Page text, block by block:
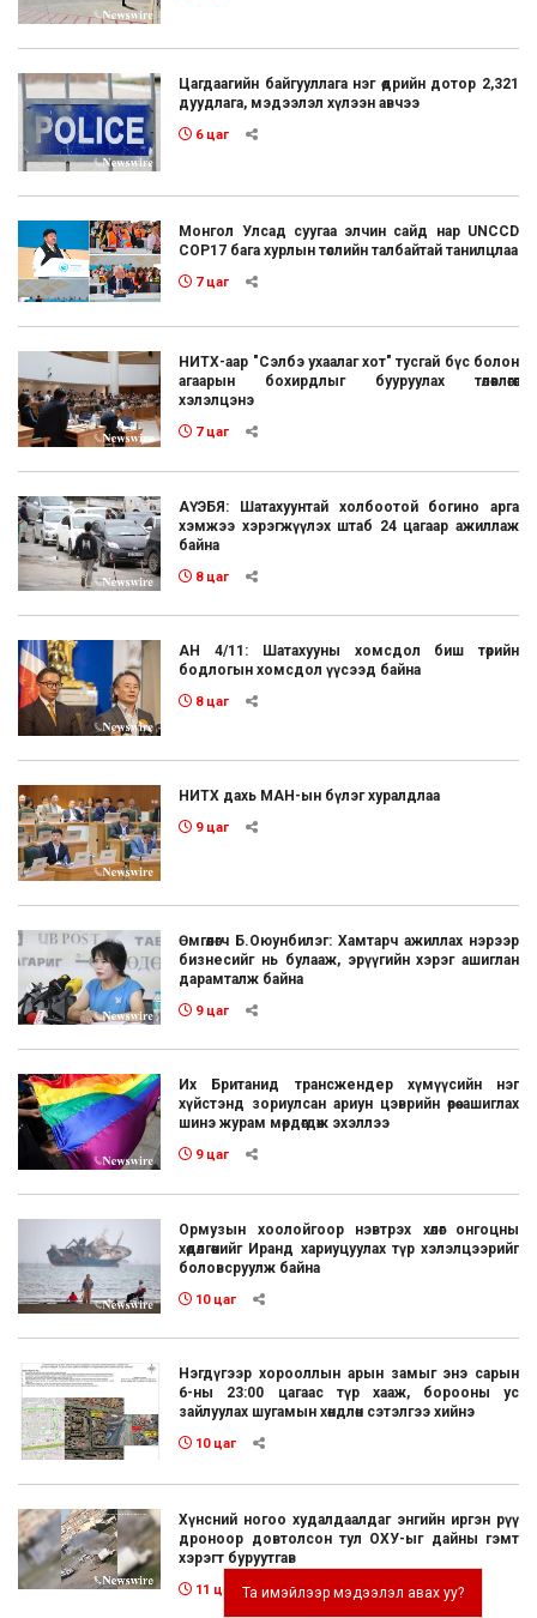
Цагдаагийн байгууллага нэг өдрийн дотор 2,321
дуудлага, мэдээлэл хүлээн авчээ
6 цаг
Монгол Улсад суугаа элчин сайд нар UNCCD
COP17 бага хурлын төслийн талбайтай танилцлаа
7 цаг
НИТХ-аар "Сэлбэ ухаалаг хот" тусгай бүс болон
агаарын бохирдлыг бууруулах төлөвлөгөөг
хэлэлцэнэ
7 цаг
АҮЭБЯ: Шатахуунтай холбоотой богино арга
хэмжээ хэрэгжүүлэх штаб 24 цагаар ажиллаж
байна
8 цаг
АН 4/11: Шатахууны хомсдол биш төрийн
бодлогын хомсдол үүсээд байна
8 цаг
НИТХ дахь МАН-ын бүлэг хуралдлаа
9 цаг
Өмгөөлөгч Б.Оюунбилэг: Хамтарч ажиллах нэрээр
бизнесийг нь булааж, эрүүгийн хэрэг ашиглан
дарамталж байна
9 цаг
Их Британид трансжендер хүмүүсийн нэг
хүйстэнд зориулсан ариун цэврийн өрөө ашиглах
шинэ журам мөрдөгдөж эхэллээ
9 цаг
Ормузын хоолойгоор нэвтрэх хөлөг онгоцны
хөдөлгөөнийг Иранд хариуцуулах түр хэлэлцээрийг
боловсруулж байна
10 цаг
Нэгдүгээр хорооллын арын замыг энэ сарын
6-ны 23:00 цагаас түр хааж, борооны ус
зайлуулах шугамын хөндлөн сэтэлгээ хийнэ
10 цаг
Хүнсний ногоо худалдаалдаг энгийн иргэн рүү
дроноор довтолсон тул ОХУ-ыг дайны гэмт
хэрэгт буруутгав
11 цаг Та имэйлээр мэдээлэл авах уу?